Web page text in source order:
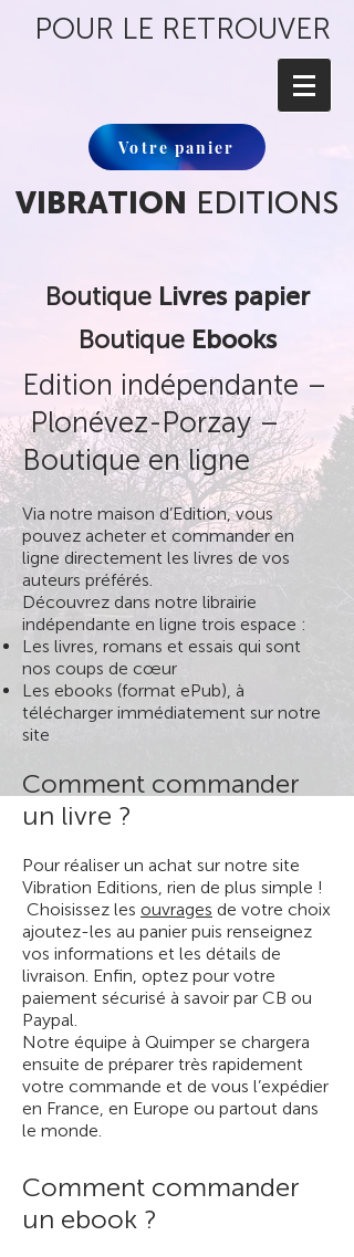
POUR LE RETROUVER
Votre panier
VIBRATION EDITIONS
Boutique Livres papier
Boutique Ebooks
Edition indépendante –
Plonévez-Porzay –
Boutique en ligne
Via notre maison d’Edition, vous
pouvez acheter et commander en
ligne directement les livres de vos
auteurs préférés.
Découvrez dans notre librairie
indépendante en ligne trois espace :
Les livres, romans et essais qui sont
nos coups de cœur
Les ebooks (format ePub), à
télécharger immédiatement sur notre
site
Comment commander
un livre ?
Pour réaliser un achat sur notre site
Vibration Editions, rien de plus simple !
Choisissez les ouvrages de votre choix
ajoutez-les au panier puis renseignez
vos informations et les détails de
livraison. Enfin, optez pour votre
paiement sécurisé à savoir par CB ou
Paypal.
Notre équipe à Quimper se chargera
ensuite de préparer très rapidement
votre commande et de vous l’expédier
en France, en Europe ou partout dans
le monde.
Comment commander
un ebook ?